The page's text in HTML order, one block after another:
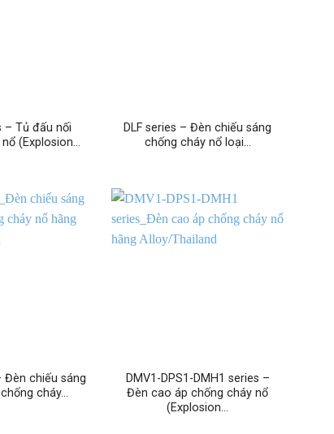
– Tủ đấu nối
(Explosion…
DLF series – Đèn chiếu sáng
chống cháy nổ loại…
Đèn chiếu sáng
cháy…
DMV1-DPS1-DMH1 series –
Đèn cao áp chống cháy nổ
(Explosion…